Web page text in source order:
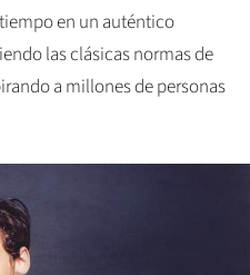
en un auténtico
las clásicas normas de
a millones de personas